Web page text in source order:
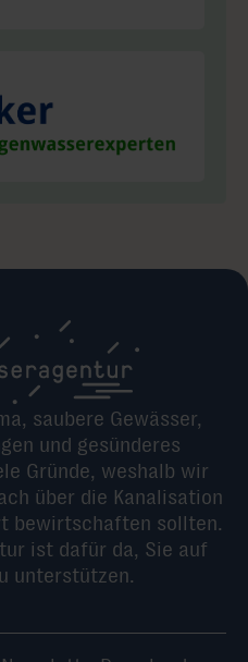
saubere Gewässer,
und gesünderes
Gründe, weshalb wir
über die Kanalisation
bewirtschaften sollten.
ist dafür da, Sie auf
unterstützen.